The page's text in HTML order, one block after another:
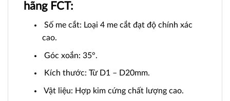
hãng FCT:
Số me cắt: Loại 4 me cắt đạt độ chính xác
cao.
Góc xoắn: 35°.
Kích thước: Từ D1 – D20mm.
Vật liệu: Hợp kim cứng chất lượng cao.